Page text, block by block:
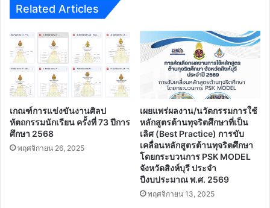
หมู
ตัว
ฮ
Related Articles
เกณฑ์การแข่งขันงานศิลป
หัตถกรรมนักเรียน ครั้งที่ 73 ปีการ
ศึกษา 2568
พฤศจิกายน 26, 2025
เผยแพร่ผลงาน/นวัตกรรมการใช้
หลักสูตรต้านทุจริตศึกษาที่เป็น
เลิศ (Best Practice) การขับ
เคลื่อนหลักสูตรต้านทุจริตศึกษา
โดยกระบวนการ PSK MODEL
จังหวัดสิงห์บุรี ประจํา
ปีงบประมาณ พ.ศ. 2569
พฤศจิกายน 13, 2025